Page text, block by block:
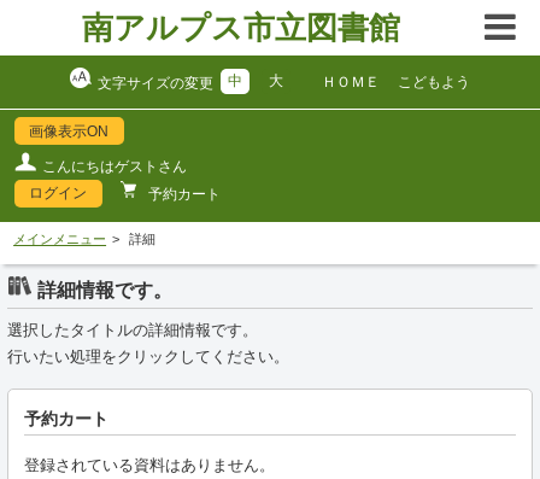
南アルプス市立図書館
文字サイズの変更 中 大 ＨＯＭＥ こどもよう
画像表示ON
こんにちはゲストさん
ログイン
予約カート
メインメニュー 詳細
詳細情報です。
選択したタイトルの詳細情報です。
行いたい処理をクリックしてください。
予約カート
登録されている資料はありません。